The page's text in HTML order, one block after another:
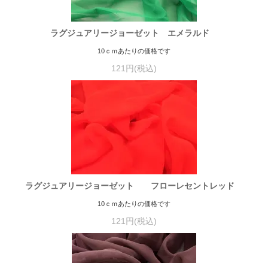
ラグジュアリージョーゼット エメラルド
10ｃｍあたりの価格です
121円(税込)
ラグジュアリージョーゼット フローレセントレッド
10ｃｍあたりの価格です
121円(税込)